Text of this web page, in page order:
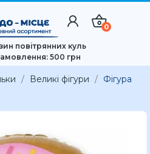
0
повітрянних куль
500 грн
Великі фігури
Фігура